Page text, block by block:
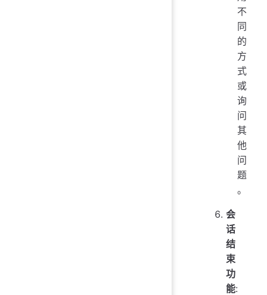
不
同
的
方
式
或
询
问
其
他
问
题
。
会
话
结
束
功
能: